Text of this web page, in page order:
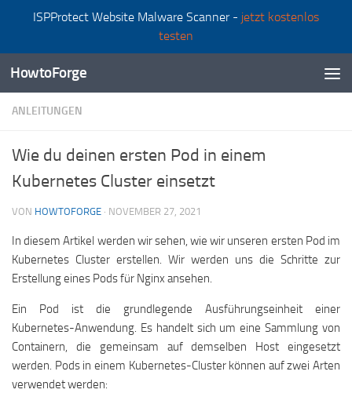
ISPProtect Website Malware Scanner - jetzt kostenlos
testen
Zum Inhalt springen
HowtoForge
ANLEITUNGEN
Wie du deinen ersten Pod in einem
Kubernetes Cluster einsetzt
VON HOWTOFORGE · NOVEMBER 27, 2021
In diesem Artikel werden wir sehen, wie wir unseren ersten Pod im
Kubernetes Cluster erstellen. Wir werden uns die Schritte zur
Erstellung eines Pods für Nginx ansehen.
Ein Pod ist die grundlegende Ausführungseinheit einer
Kubernetes-Anwendung. Es handelt sich um eine Sammlung von
Containern, die gemeinsam auf demselben Host eingesetzt
werden. Pods in einem Kubernetes-Cluster können auf zwei Arten
verwendet werden: